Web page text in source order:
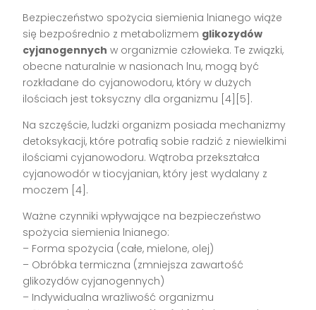
Bezpieczeństwo spożycia siemienia lnianego wiąże
się bezpośrednio z metabolizmem glikozydów
cyjanogennych w organizmie człowieka. Te związki,
obecne naturalnie w nasionach lnu, mogą być
rozkładane do cyjanowodoru, który w dużych
ilościach jest toksyczny dla organizmu [4][5].
Na szczęście, ludzki organizm posiada mechanizmy
detoksykacji, które potrafią sobie radzić z niewielkimi
ilościami cyjanowodoru. Wątroba przekształca
cyjanowodór w tiocyjanian, który jest wydalany z
moczem [4].
Ważne czynniki wpływające na bezpieczeństwo
spożycia siemienia lnianego:
– Forma spożycia (całe, mielone, olej)
– Obróbka termiczna (zmniejsza zawartość
glikozydów cyjanogennych)
– Indywidualna wrażliwość organizmu